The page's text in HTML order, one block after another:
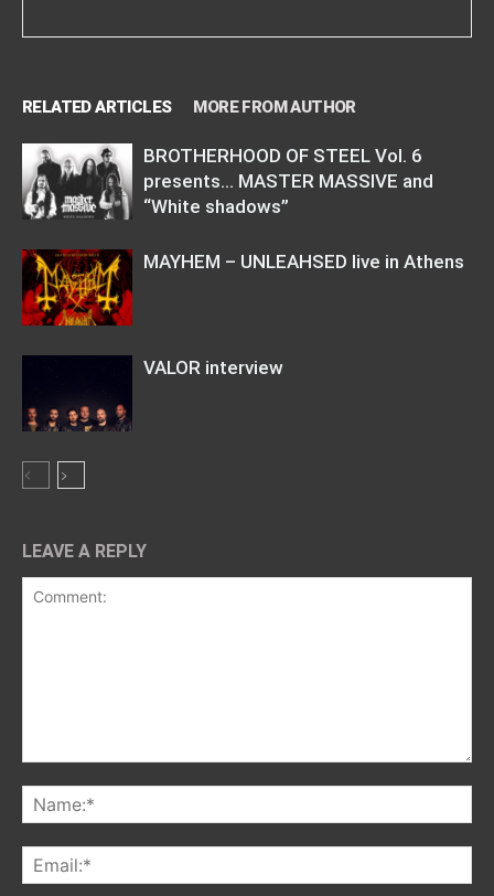
RELATED ARTICLES MORE FROM AUTHOR
BROTHERHOOD OF STEEL Vol. 6
presents… MASTER MASSIVE and
“White shadows”
MAYHEM – UNLEAHSED live in Athens
VALOR interview
LEAVE A REPLY